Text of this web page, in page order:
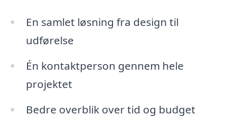
En samlet løsning fra design til
udførelse
Én kontaktperson gennem hele
projektet
Bedre overblik over tid og budget